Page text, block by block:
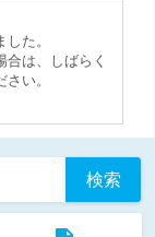
た。
は、しばらく
い。
検索